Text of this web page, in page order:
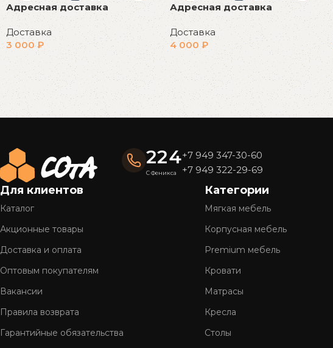
Адресная доставка
Доставка
3 000₽
В корзину
Адресная доставка
Доставка
4 000 ₽
В корзину
Read More
224
С Феникса
+7 949 347-30-60
+7 949 322-29-69
Для клиентов
Каталог
Акционные товары
Доставка и оплата
Оптовым покупателям
Вакансии
Правила возврата
Гарантийные обязательства
Категории
Мягкая мебель
Корпусная мебель
Premium мебель
Кровати
Матрасы
Кресла
Столы